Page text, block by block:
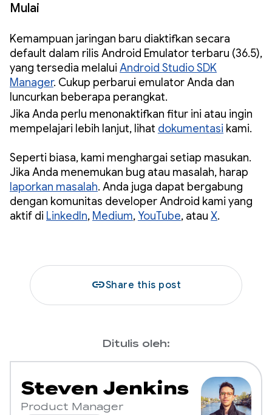
Mulai
Kemampuan jaringan baru diaktifkan secara
default dalam rilis Android Emulator terbaru (36.5),
yang tersedia melalui Android Studio SDK
Manager. Cukup perbarui emulator Anda dan
luncurkan beberapa perangkat.
Jika Anda perlu menonaktifkan fitur ini atau ingin
mempelajari lebih lanjut, lihat dokumentasi kami.
Seperti biasa, kami menghargai setiap masukan.
Jika Anda menemukan bug atau masalah, harap
laporkan masalah. Anda juga dapat bergabung
dengan komunitas developer Android kami yang
aktif di LinkedIn, Medium,YouTube, atau X.
linkShare this post
Ditulis oleh:
Steven Jenkins
Product Manager